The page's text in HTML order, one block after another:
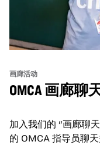
画廊活动
OMCA 画廊聊
加入我们的 "画廊聊
的 OMCA 指导员聊天